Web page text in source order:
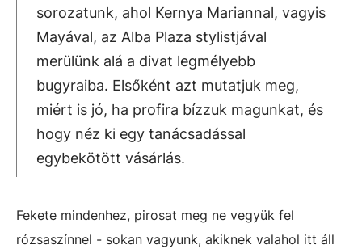
sorozatunk, ahol Kernya Mariannal, vagyis
Mayával, az Alba Plaza stylistjával
merülünk alá a divat legmélyebb
bugyraiba. Elsőként azt mutatjuk meg,
miért is jó, ha profira bízzuk magunkat, és
hogy néz ki egy tanácsadással
egybekötött vásárlás.
Fekete mindenhez, pirosat meg ne vegyük fel
rózsaszínnel - sokan vagyunk, akiknek valahol itt áll